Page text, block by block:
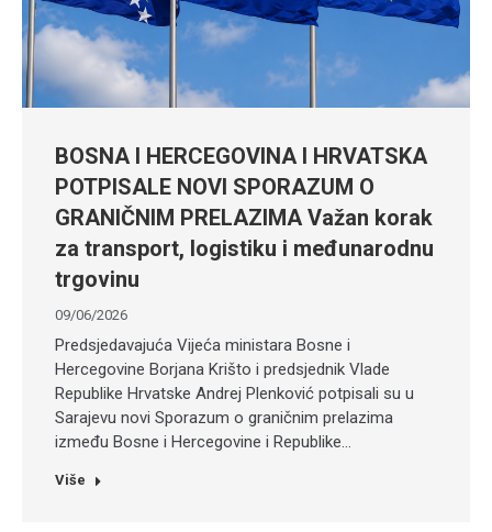
BOSNA I HERCEGOVINA I HRVATSKA
POTPISALE NOVI SPORAZUM O
GRANIČNIM PRELAZIMA Važan korak
za transport, logistiku i međunarodnu
trgovinu
09/06/2026
Predsjedavajuća Vijeća ministara Bosne i
Hercegovine Borjana Krišto i predsjednik Vlade
Republike Hrvatske Andrej Plenković potpisali su u
Sarajevu novi Sporazum o graničnim prelazima
između Bosne i Hercegovine i Republike…
Više